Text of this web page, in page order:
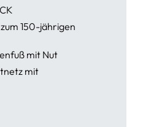
150-jährigen
mit Nut
mit